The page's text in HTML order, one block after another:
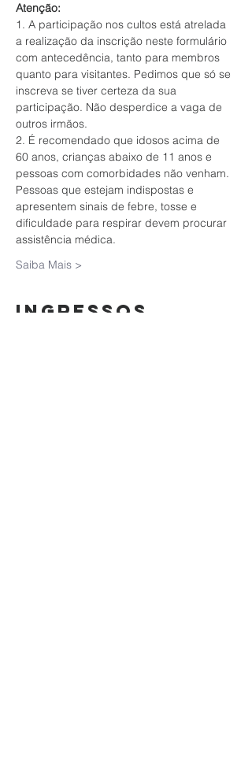
Atenção:
1. A participação nos cultos está atrelada
a realização da inscrição neste formulário
com antecedência, tanto para membros
quanto para visitantes. Pedimos que só se
inscreva se tiver certeza da sua
participação. Não desperdice a vaga de
outros irmãos.
2. É recomendado que idosos acima de
60 anos, crianças abaixo de 11 anos e
pessoas com comorbidades não venham.
Pessoas que estejam indispostas e
apresentem sinais de febre, tosse e
dificuldade para respirar devem procurar
assistência médica.
Saiba Mais >
Ingressos